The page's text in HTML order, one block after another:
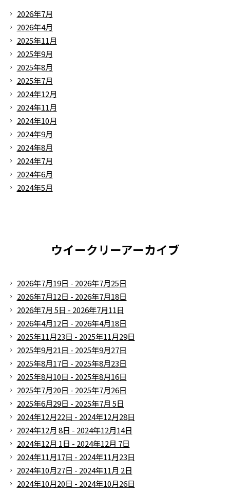
2026年7月
2026年4月
2025年11月
2025年9月
2025年8月
2025年7月
2024年12月
2024年11月
2024年10月
2024年9月
2024年8月
2024年7月
2024年6月
2024年5月
ウイークリーアーカイブ
2026年7月19日 - 2026年7月25日
2026年7月12日 - 2026年7月18日
2026年7月 5日 - 2026年7月11日
2026年4月12日 - 2026年4月18日
2025年11月23日 - 2025年11月29日
2025年9月21日 - 2025年9月27日
2025年8月17日 - 2025年8月23日
2025年8月10日 - 2025年8月16日
2025年7月20日 - 2025年7月26日
2025年6月29日 - 2025年7月 5日
2024年12月22日 - 2024年12月28日
2024年12月 8日 - 2024年12月14日
2024年12月 1日 - 2024年12月 7日
2024年11月17日 - 2024年11月23日
2024年10月27日 - 2024年11月 2日
2024年10月20日 - 2024年10月26日